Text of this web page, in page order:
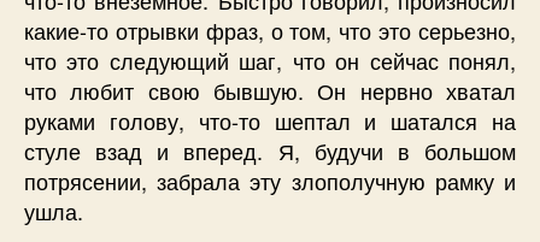
какие-то отрывки фраз, о том, что это серьезно,
что это следующий шаг, что он сейчас понял,
что любит свою бывшую. Он нервно хватал
руками голову, что-то шептал и шатался на
стуле взад и вперед. Я, будучи в большом
потрясении, забрала эту злополучную рамку и
ушла.